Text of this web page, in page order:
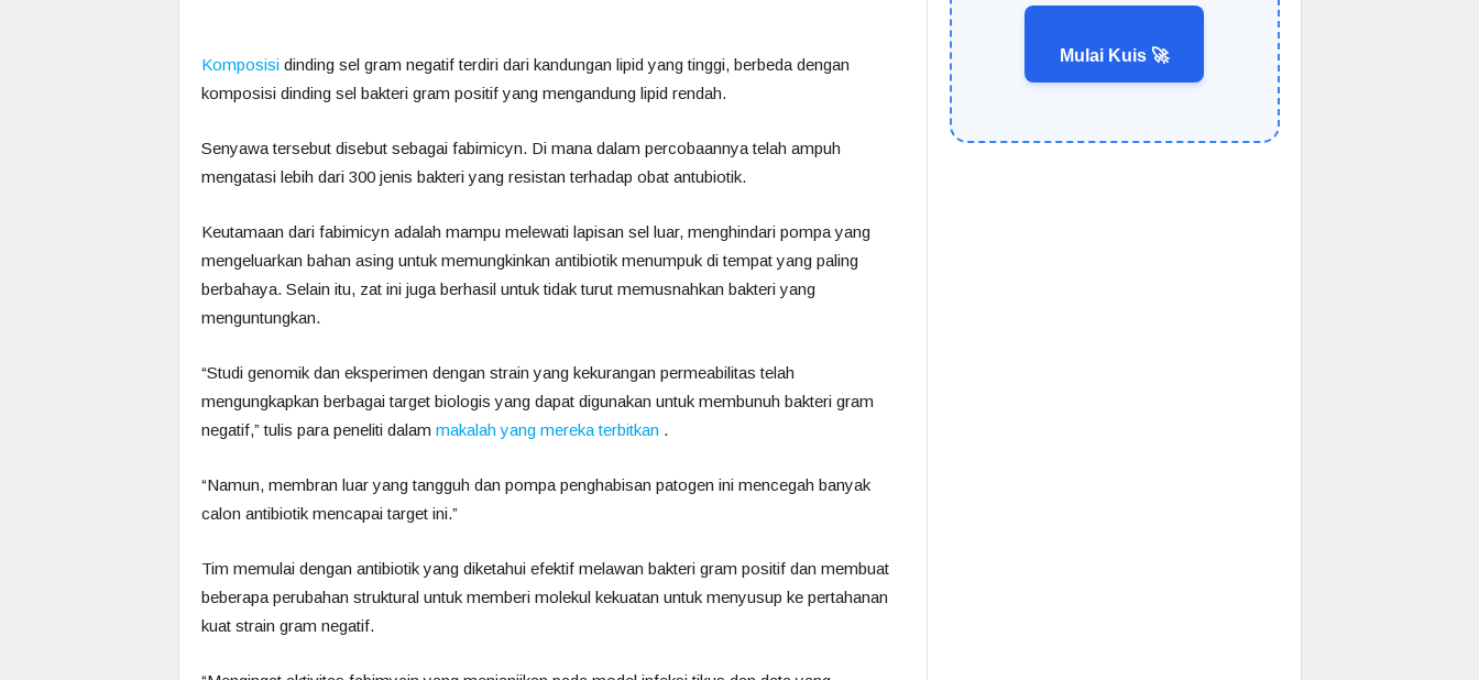
Komposisidinding sel gram negatif terdiri dari kandungan lipid yang tinggi, berbeda dengan
komposisi dinding sel bakteri gram positif yang mengandung lipid rendah.
Senyawa tersebut disebut sebagai fabimicyn. Di mana dalam percobaannya telah ampuh
mengatasi lebih dari 300 jenis bakteri yang resistan terhadap obat antubiotik.
Keutamaan dari fabimicyn adalah mampu melewati lapisan sel luar, menghindari pompa yang
mengeluarkan bahan asing untuk memungkinkan antibiotik menumpuk di tempat yang paling
berbahaya. Selain itu, zat ini juga berhasil untuk tidak turut memusnahkan bakteri yang
menguntungkan.
“Studi genomik dan eksperimen dengan strain yang kekurangan permeabilitas telah
mengungkapkan berbagai target biologis yang dapat digunakan untuk membunuh bakteri gram
negatif,” tulis para peneliti dalam makalah yang mereka terbitkan.
“Namun, membran luar yang tangguh dan pompa penghabisan patogen ini mencegah banyak
calon antibiotik mencapai target ini.”
Tim memulai dengan antibiotik yang diketahui efektif melawan bakteri gram positif dan membuat
beberapa perubahan struktural untuk memberi molekul kekuatan untuk menyusup ke pertahanan
kuat strain gram negatif.
Mulai Kuis 🚀